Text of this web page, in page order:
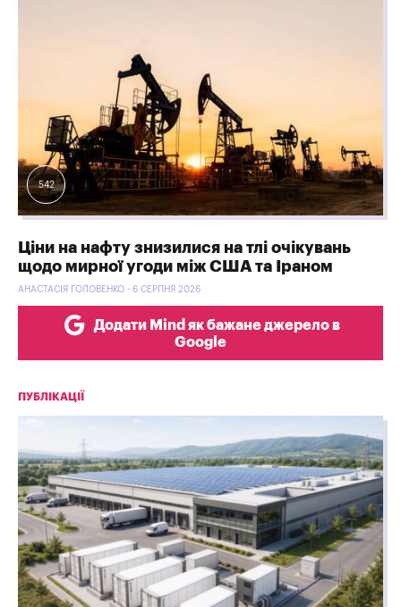
542
Ціни на нафту знизилися на тлі очікувань
щодо мирної угоди між США та Іраном
АНАСТАСІЯ ГОЛОВЕНКО - 6 СЕРПНЯ 2026
Додати Mind як бажане джерело в
Google
ПУБЛІКАЦІЇ